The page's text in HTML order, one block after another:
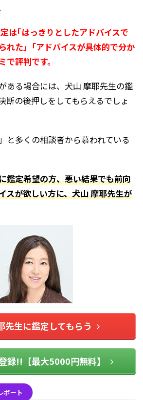
は｢はっきりとしたアドバイスで
れた｣「アドバイスが具体的で分か
で評判です。
ある場合には、犬山 摩耶先生の鑑
断の後押しをしてもらえるでしょ
と多くの相談者から慕われている
鑑定希望の方、悪い結果でも前向
スが欲しい方に、犬山 摩耶先生が
先生に鑑定してもらう
録!!【最大5000円無料】
ポート